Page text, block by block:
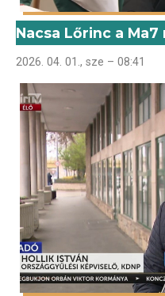
Nacsa Lőrinc a Ma7
2026. 04. 01., sze – 08:41